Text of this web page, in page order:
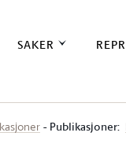
SAKER
Publikasjoner: